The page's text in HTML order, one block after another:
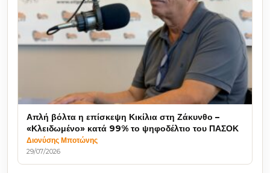
Απλή βόλτα η επίσκεψη Κικίλια στη Ζάκυνθο –
«Κλειδωμένο» κατά 99% το ψηφοδέλτιο του ΠΑΣΟΚ
Διονύσης Μποτώνης
29/07/2026